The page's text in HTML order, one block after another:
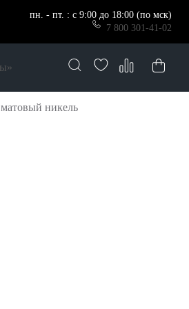
пн. - пт. : с 9:00 до 18:00 (по мск)
7 800 301-41-02
матовый никель